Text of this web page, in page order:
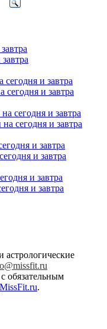
и завтра
и завтра
сегодня и завтра
сегодня и завтра
и завтра
и завтра
и завтра
и завтра
обязательным
MissFit.ru.